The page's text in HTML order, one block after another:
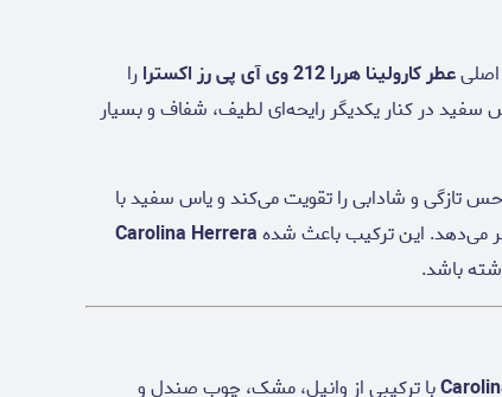
عطر کارولینا هررا 212 وی آی پی رز اکسترا
را
در کنار یکدیگر رایحه‌ای لطیف، شفاف و بسیار
تازگی و شادابی را تقویت می‌کند و یاس سفید با
می‌دهد. این ترکیب باعث شدهCarolina Herrera
باشد.
با ترکیبی از وانیل، مشک، چوب صندل و